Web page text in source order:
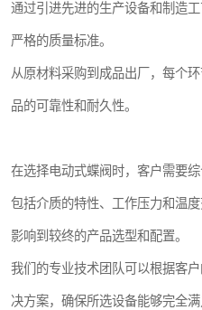
通过引进先进的生产设备和制造
严格的质量标准。
从原材料采购到成品出厂，每个
品的可靠性和耐久性。
在选择电动式蝶阀时，客户需要综
包括介质的特性、工作压力和温
影响到较终的产品选型和配置。
我们的专业技术团队可以根据客
决方案，确保所选设备能够完全满